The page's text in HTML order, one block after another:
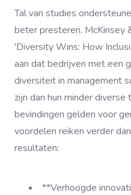
Tal van studies
beter presteren. McKinsey
'Diversity Wins: How
aan dat bedrijven met een
diversiteit in management
zijn dan hun minder
bevindingen gelden voor
voordelen reiken verder
resultaten:
**Verhoogde